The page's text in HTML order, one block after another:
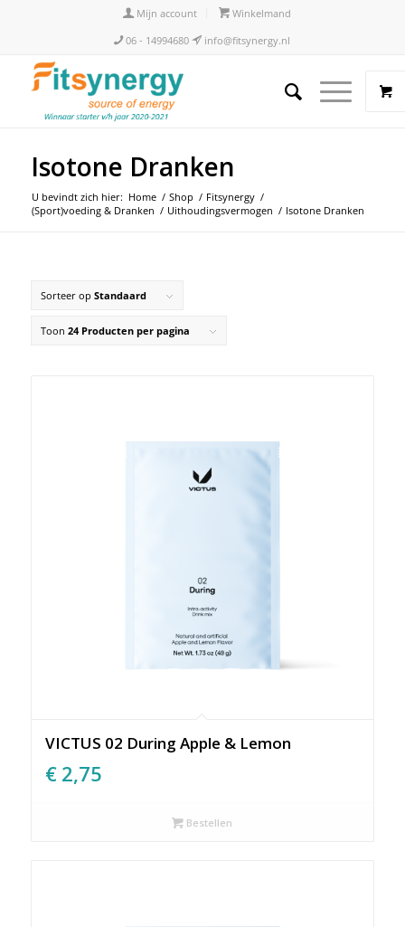
Mijn account
Winkelmand
06 - 14994680
info@fitsynergy.nl
Isotone Dranken
U bevindt zich hier: Home / Shop / Fitsynergy /
(Sport)voeding & Dranken / Uithoudingsvermogen / Isotone Dranken
Sorteer op Standaard
Toon 24 Producten per pagina
VICTUS 02 During Apple & Lemon
€ 2,75
Bestellen